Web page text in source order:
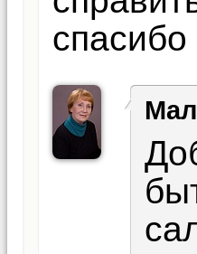
спасибо